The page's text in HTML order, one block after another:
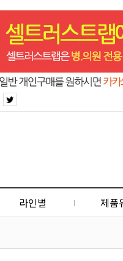
라인별 제품